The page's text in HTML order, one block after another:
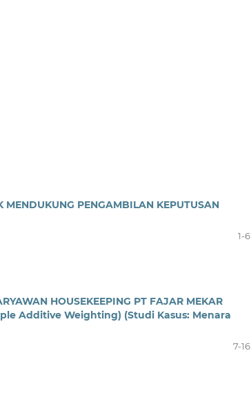
PENGAMBILAN KEPUTUSAN
1-6
HOUSEKEEPING PT FAJAR MEKAR
Additive Weighting) (Studi Kasus: Menara
7-16